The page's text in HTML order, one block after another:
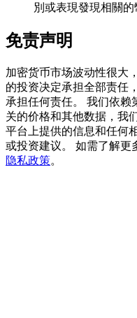
BTC 專享獎勵
BTC 專享獎勵
充值並交易BTC瓜分
別或表現發現相關的
免责声明
加密货币市场波动性很大
的投资决定承担全部责任
承担任何责任。 我们依赖
关的价格和其他数据，我
平台上提供的信息和任何
或投资建议。 如需了解更
隐私政策。